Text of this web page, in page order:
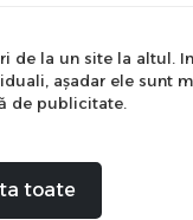
privire la Politica
de la un site la altul.
aşadar ele sunt
de publicitate.
toate